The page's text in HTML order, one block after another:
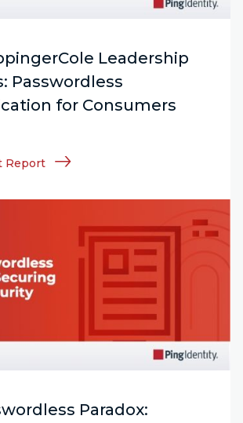
Leadership
Passwordless
for Consumers
Report
Paradox: